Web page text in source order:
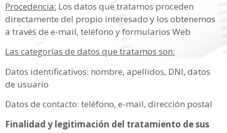
Procedencia: Los datos que tratamos proceden
directamente del propio interesado y los obtenemos
a través de e-mail, teléfono y formularios Web
Las categorías de datos que tratamos son:
Datos identificativos: nombre, apellidos, DNI, datos
de usuario
Datos de contacto: teléfono, e-mail, dirección postal
Finalidad y legitimación del tratamiento de sus